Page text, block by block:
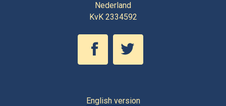
Nederland
KvK 2334592
English version